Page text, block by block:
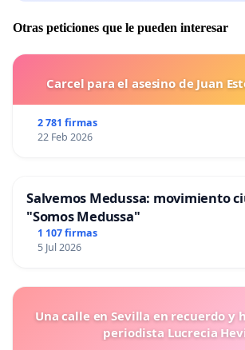
Otras peticiones que le pueden interesar
Carcel para el asesino de Juan
2 781 firmas
22 Feb 2026
Salvemos Medussa: movimiento
"Somos Medussa"
1 107 firmas
5 Jul 2026
Una calle en Sevilla en recuerdo y
periodista Lucrecia